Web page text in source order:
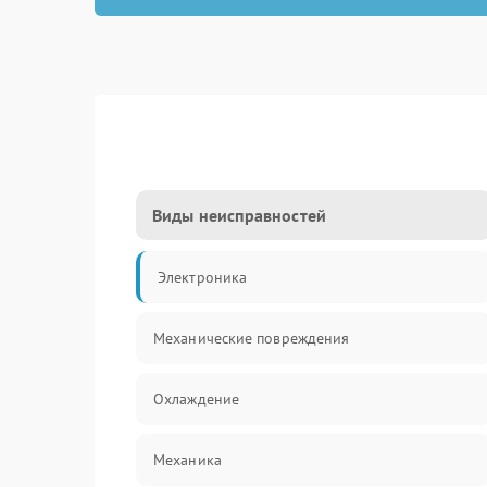
Виды неисправностей
Электроника
Механические повреждения
Охлаждение
Механика